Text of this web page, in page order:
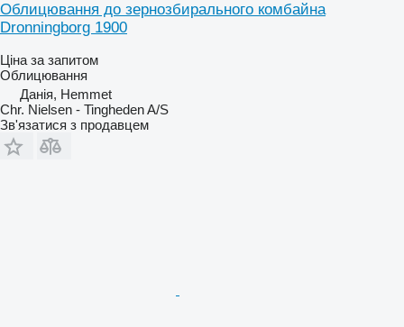
Облицювання до зернозбирального комбайна
Dronningborg 1900
Ціна за запитом
Облицювання
Данія, Hemmet
Chr. Nielsen - Tingheden A/S
Зв'язатися з продавцем